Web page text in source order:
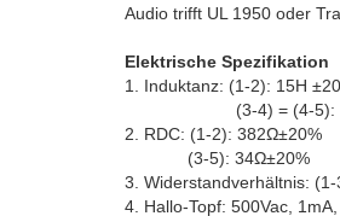
Audio trifft UL 1950 oder
Elektrische Spezifikation
1. Induktanz: (1-2): 15H
(3-4) = (4-5):
2. RDC: (1-2): 382Ω±20%
(3-5): 34Ω±20%
3. Widerstandverhältnis:
4. Hallo-Topf: 500Vac,